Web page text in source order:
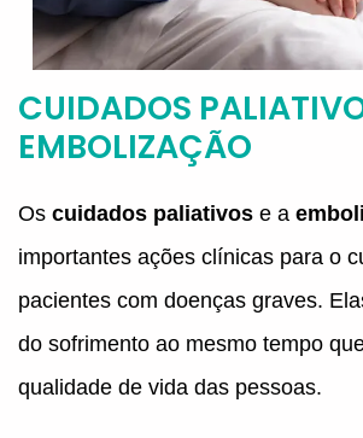
CUIDADOS
EMBOLIZAÇÃO
Os cuidados paliativos e a
importantes ações clínicas para o
pacientes com doenças graves.
do sofrimento ao mesmo tempo
qualidade de vida das pessoas.